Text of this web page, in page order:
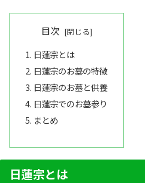
目次
日蓮宗とは
日蓮宗のお墓の特徴
日蓮宗のお墓と供養
日蓮宗でのお墓参り
まとめ
日蓮宗とは